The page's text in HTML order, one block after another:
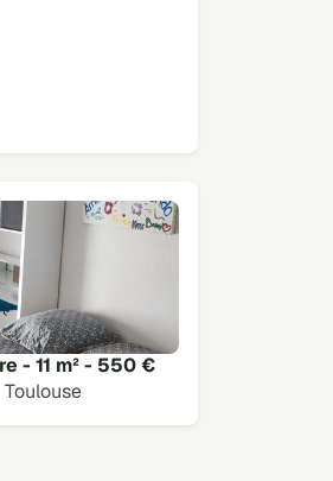
- 11 m² - 550 €
Toulouse